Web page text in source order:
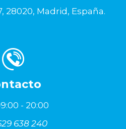
28020, Madrid, España.
- 20:00
638 240